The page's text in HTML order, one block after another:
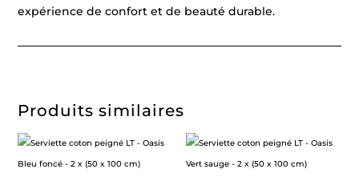
expérience de confort et de beauté durable.
Produits similaires